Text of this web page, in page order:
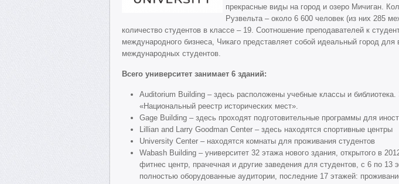
прекрасные виды на город и озеро Мичиган.
Рузвельта – около 6 600 человек (из них 285
количество студентов в классе – 19. Соотношение преподавателей к
международного бизнеса, Чикаго представляет собой идеальный город для
международных студентов.
Всего университет занимает 6 зданий:
Auditorium Building – здесь расположены учебные классы и библиотека.
«Национальный реестр исторических мест».
Gage Building – здесь проходят подготовительные программы для
Lillian and Larry Goodman Center – здесь находятся спортивные центры
University Center – находятся комнаты для проживания студентов
Wabash Building – университет 32 этажа нового здания, открытого в
фитнес центр, прачечная и другие заведения для студентов, с 6 по 13
полностью оборудованные аудитории, последние 17 этажей: